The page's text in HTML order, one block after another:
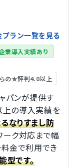
プラン一覧を見る
業導入実績あり
の★評判4.0以上
パンが提供す
上の導入実績を
なりすまし防
ーク対応まで幅
金で利用でき
型です。